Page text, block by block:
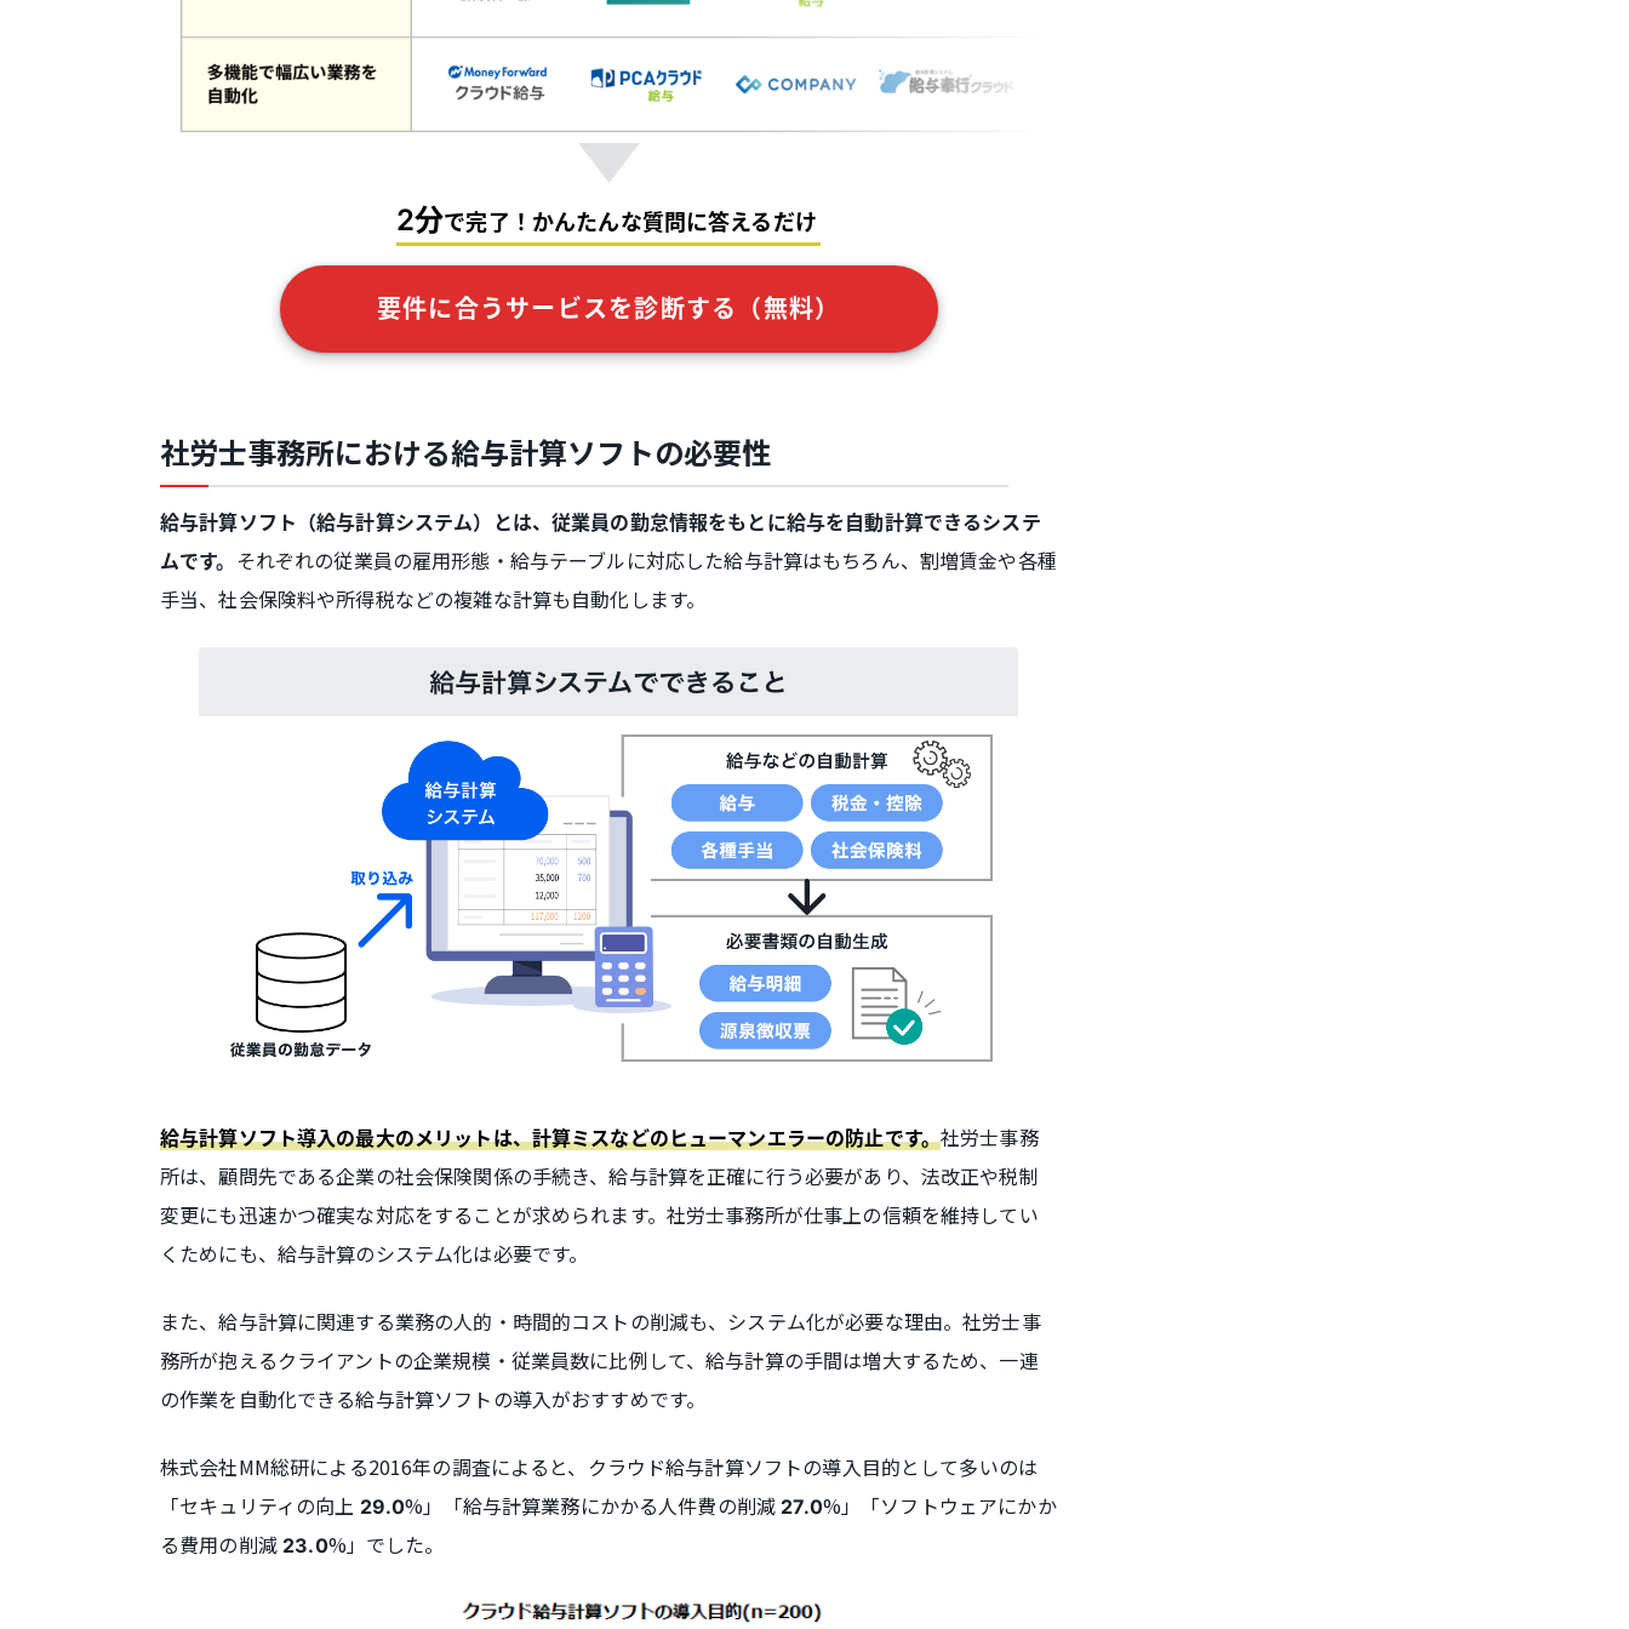
2分で完了！かんたんな質問に答えるだけ
要件に合うサービスを診断する（無料）
社労士事務所における給与計算ソフトの必要性
給与計算ソフト（給与計算システム）とは、従業員の勤怠情報をもとに給与を自動計算できるシステ
ムです。 それぞれの従業員の雇用形態・給与テーブルに対応した給与計算はもちろん、割増賃金や各種
手当、社会保険料や所得税などの複雑な計算も自動化します。
給与計算ソフト導入の最大のメリットは、計算ミスなどのヒューマンエラーの防止です。社労士事務
所は、顧問先である企業の社会保険関係の手続き、給与計算を正確に行う必要があり、法改正や税制
変更にも迅速かつ確実な対応をすることが求められます。社労士事務所が仕事上の信頼を維持してい
くためにも、給与計算のシステム化は必要です。
また、給与計算に関連する業務の人的・時間的コストの削減も、システム化が必要な理由。社労士事
務所が抱えるクライアントの企業規模・従業員数に比例して、給与計算の手間は増大するため、一連
の作業を自動化できる給与計算ソフトの導入がおすすめです。
株式会社MM総研による2016年の調査によると、クラウド給与計算ソフトの導入目的として多いのは
「セキュリティの向上 29.0%」「給与計算業務にかかる人件費の削減 27.0%」「ソフトウェアにかか
る費用の削減 23.0%」でした。